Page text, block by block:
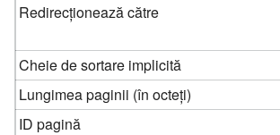
Redirecționează către
Cheie de sortare implicită
Lungimea paginii (în octeți)
ID pagină